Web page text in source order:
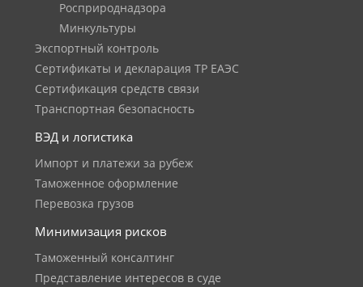
Росприроднадзора
Минкультуры
Экспортный контроль
Сертификаты и декларация ТР ЕАЭС
Сертификация средств связи
Транспортная безопасность
ВЭД и логистика
Импорт и платежи за рубеж
Таможенное оформление
Перевозка грузов
Минимизация рисков
Таможенный консалтинг
Представление интересов в суде